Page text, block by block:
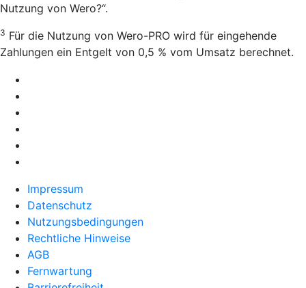
Nutzung von Wero?“.
3 Für die Nutzung von Wero-PRO wird für eingehende
Zahlungen ein Entgelt von 0,5 % vom Umsatz berechnet.
Impressum
Datenschutz
Nutzungsbedingungen
Rechtliche Hinweise
AGB
Fernwartung